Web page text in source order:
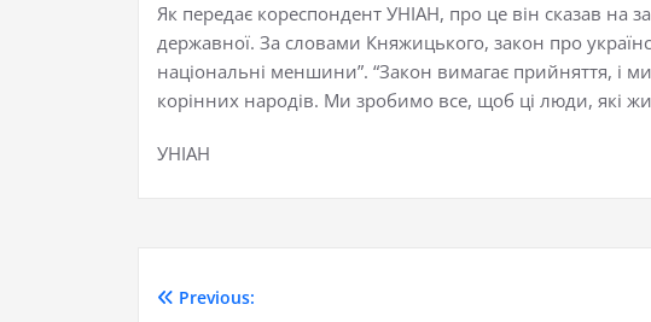
Як передає кореспондент УНІАН, про це він сказав на
державної. За словами Княжицького, закон про
національні меншини”. “Закон вимагає прийняття, і
корінних народів. Ми зробимо все, щоб ці люди, які
УНІАН
Previous: